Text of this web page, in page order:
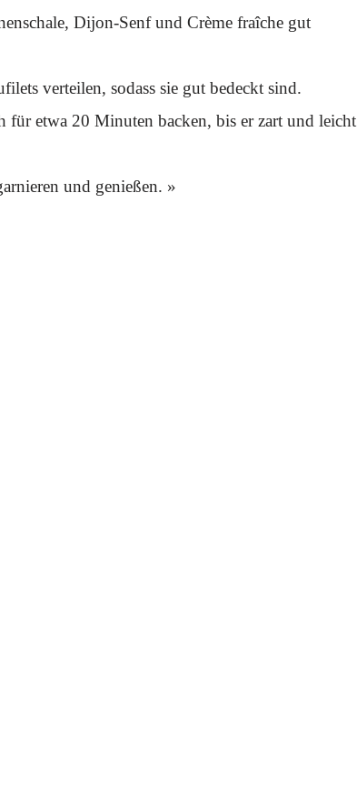
Dijon-Senf und Crème fraîche gut
verteilen, sodass sie gut bedeckt sind.
für etwa 20 Minuten backen, bis er zart und leicht
und genießen. »